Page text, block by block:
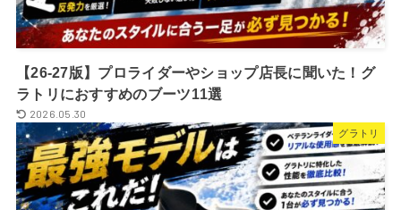
【26-27版】プロライダーやショップ店長に聞いた！グ
ラトリにおすすめのブーツ11選
2026.05.30
グラトリ